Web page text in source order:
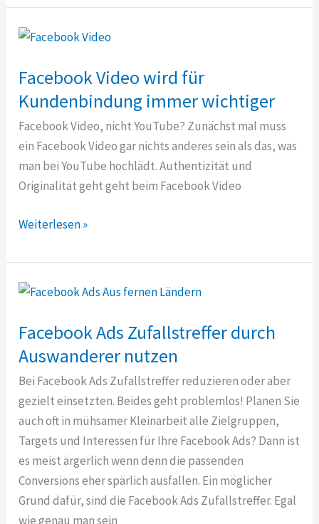
denn
alles
und
was
nicht?
Facebook Video wird für
Kundenbindung immer wichtiger
Facebook Video, nicht YouTube? Zunächst mal muss
ein Facebook Video gar nichts anderes sein als das, was
man bei YouTube hochlädt. Authentizität und
Originalität geht geht beim Facebook Video
Facebook
wird
für
immer
wichtiger
Weiterlesen »
Facebook Ads Zufallstreffer durch
Auswanderer nutzen
Bei Facebook Ads Zufallstreffer reduzieren oder aber
gezielt einsetzten. Beides geht problemlos! Planen Sie
auch oft in mühsamer Kleinarbeit alle Zielgruppen,
Targets und Interessen für Ihre Facebook Ads? Dann ist
es meist ärgerlich wenn denn die passenden
Conversions eher spärlich ausfallen. Ein möglicher
Grund dafür, sind die Facebook Ads Zufallstreffer. Egal
wie genau man sein